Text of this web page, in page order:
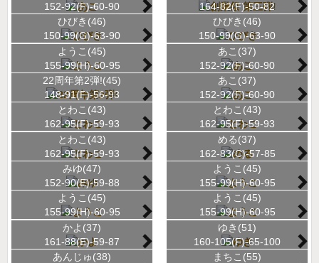
152-92(F)-60-90
164-82(F)-50-82
ひびき(46)
150-99(G)-63-90
ひびき(46)
150-99(G)-63-90
ようこ(45)
155-99(H)-60-95
あこ(37)
152-92(F)-60-90
22周年第2弾!(45)
148-91(F)-56-93
あこ(37)
152-92(F)-60-90
とわこ(43)
162-95(F)-59-93
とわこ(43)
162-95(F)-59-93
とわこ(43)
162-95(F)-59-93
める(37)
162-83(C)-57-85
みゆ(47)
152-90(E)-59-88
ようこ(45)
155-99(H)-60-95
ようこ(45)
155-99(H)-60-95
ようこ(45)
155-99(H)-60-95
かよ(37)
161-88(E)-59-87
ゆき(51)
160-105(F)-65-100
あんじゅ(38)
まちこ(55)